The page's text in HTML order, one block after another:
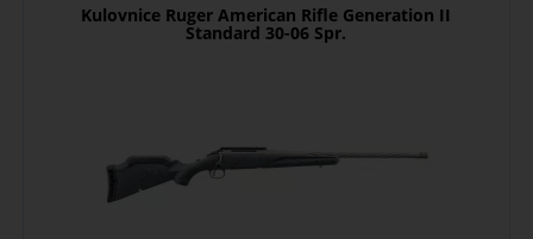
Kulovnice Ruger American Rifle Generation II
Standard 30-06 Spr.